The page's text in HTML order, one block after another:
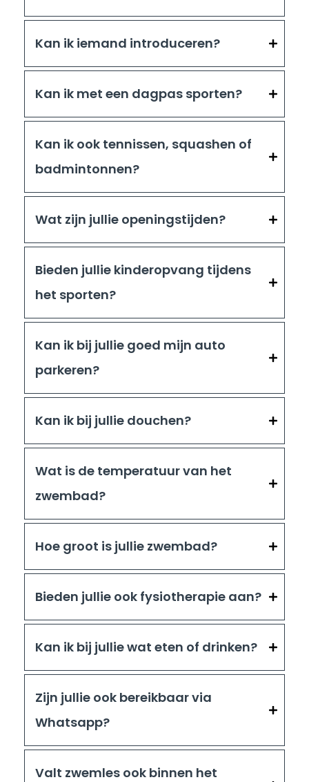
Kan ik iemand introduceren?
Kan ik met een dagpas sporten?
Kan ik ook tennissen, squashen of
badmintonnen?
Wat zijn jullie openingstijden?
Bieden jullie kinderopvang tijdens
het sporten?
Kan ik bij jullie goed mijn auto
parkeren?
Kan ik bij jullie douchen?
Wat is de temperatuur van het
zwembad?
Hoe groot is jullie zwembad?
Bieden jullie ook fysiotherapie aan?
Kan ik bij jullie wat eten of drinken?
Zijn jullie ook bereikbaar via
Whatsapp?
Valt zwemles ook binnen het